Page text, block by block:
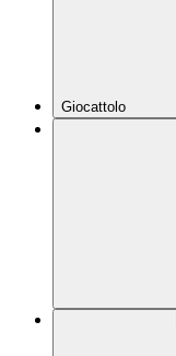
Giocattolo